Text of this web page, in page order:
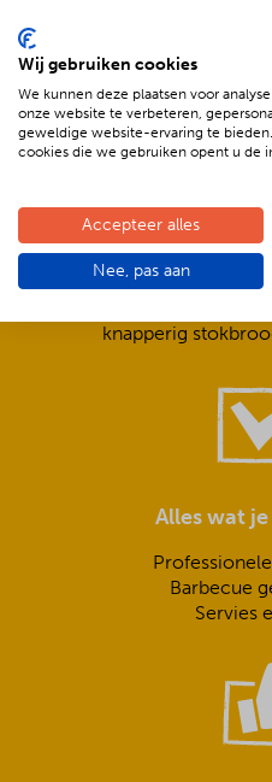
Compleet is
Frisse
knapperig
Alles wat
Barbecue
Servies
Wij gebruiken cookies
We kunnen deze plaatsen voor
onze website te verbeteren,
geweldige website-ervaring te
cookies die we gebruiken opent u de
Accepteer alles
Nee, pas aan